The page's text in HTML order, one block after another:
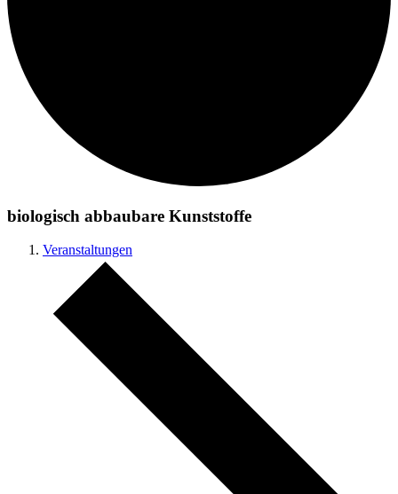
biologisch abbaubare Kunststoffe
Veranstaltungen